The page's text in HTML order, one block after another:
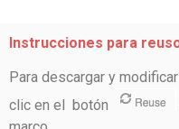
Instrucciones para
Para descargar y
clic en el botón